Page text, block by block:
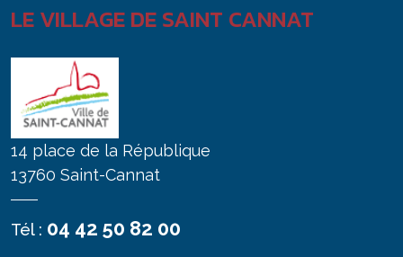
LE VILLAGE DE SAINT CANNAT
14 place de la République
13760 Saint-Cannat
Tél : 04 42 50 82 00